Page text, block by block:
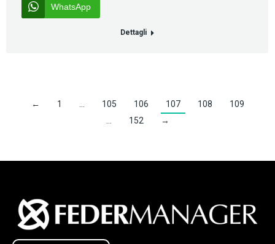
WhatsApp
Dettagli
← 1 105 106 107 108
109
152 →